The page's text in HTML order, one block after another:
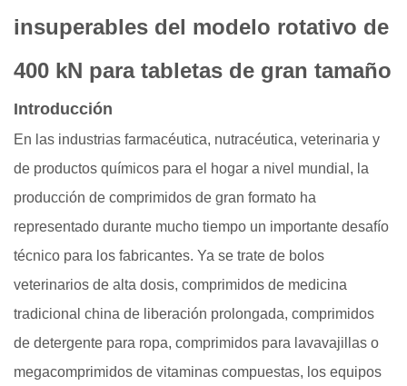
insuperables del modelo rotativo de
400 kN para tabletas de gran tamaño
Introducción
En las industrias farmacéutica, nutracéutica, veterinaria y
de productos químicos para el hogar a nivel mundial, la
producción de comprimidos de gran formato ha
representado durante mucho tiempo un importante desafío
técnico para los fabricantes. Ya se trate de bolos
veterinarios de alta dosis, comprimidos de medicina
tradicional china de liberación prolongada, comprimidos
de detergente para ropa, comprimidos para lavavajillas o
megacomprimidos de vitaminas compuestas, los equipos